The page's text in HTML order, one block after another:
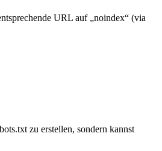
URL auf „noindex“ (via
zu erstellen, sondern kannst